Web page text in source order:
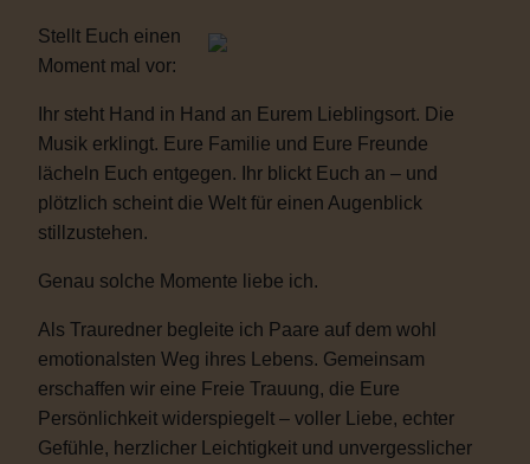
Stellt Euch einen
Moment mal vor:
Ihr steht Hand in Hand an Eurem Lieblingsort. Die
Musik erklingt. Eure Familie und Eure Freunde
lächeln Euch entgegen. Ihr blickt Euch an – und
plötzlich scheint die Welt für einen Augenblick
stillzustehen.
Genau solche Momente liebe ich.
Als Trauredner begleite ich Paare auf dem wohl
emotionalsten Weg ihres Lebens. Gemeinsam
erschaffen wir eine Freie Trauung, die Eure
Persönlichkeit widerspiegelt – voller Liebe, echter
Gefühle, herzlicher Leichtigkeit und unvergesslicher